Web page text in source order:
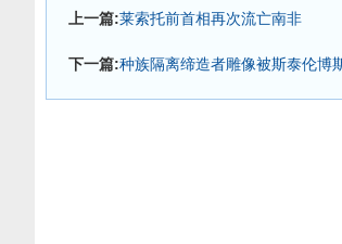
上一篇:莱索托前首相再次流亡南非
下一篇:种族隔离缔造者雕像被斯泰伦博